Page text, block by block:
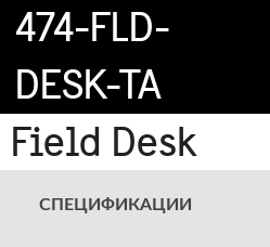
474-FLD-
DESK-TA
Field Desk
СПЕЦИФИКАЦИИ